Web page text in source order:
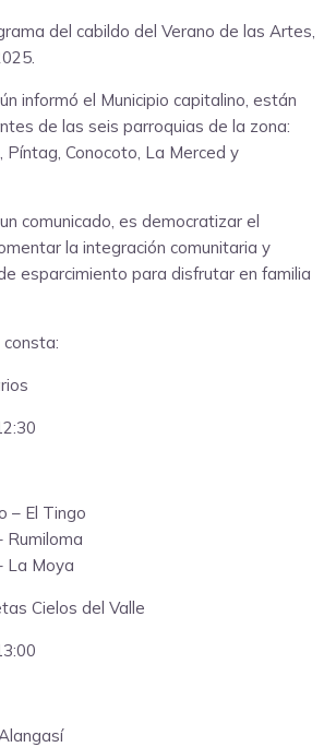
del cabildo del Verano de las Artes,
informó el Municipio capitalino, están
de las seis parroquias de la zona:
Píntag, Conocoto, La Merced y
comunicado, es democratizar el
la integración comunitaria y
esparcimiento para disfrutar en familia
consta:
– El Tingo
Rumiloma
La Moya
Cielos del Valle